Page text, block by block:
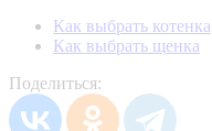
Как выбрать котенка
Как выбрать щенка
Поделиться: